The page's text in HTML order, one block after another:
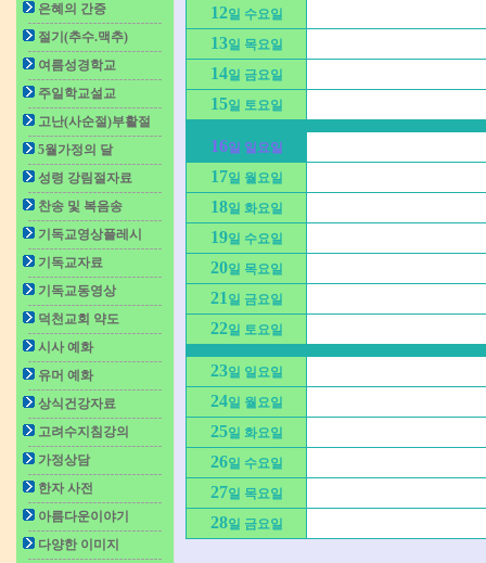
은혜의 간증
절기(추수.맥추)
여름성경학교
주일학교설교
고난(사순절)부활절
5월가정의 달
성령 강림절자료
찬송 및 복음송
기독교영상플레시
기독교자료
기독교동영상
덕천교회 약도
시사 예화
유머 예화
상식건강자료
고려수지침강의
가정상담
한자 사전
아름다운이야기
다양한 이미지
12일 수요일
13일 목요일
14일 금요일
15일 토요일
16일 일요일
17일 월요일
18일 화요일
19일 수요일
20일 목요일
21 일 금요일
22일 토요일
23일 일요일
24일 월요일
25일 화요일
26일 수요일
27일 목요일
28일 금요일